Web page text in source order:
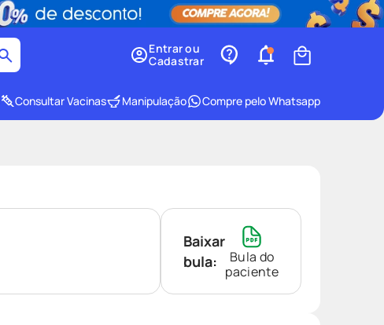
Entrar ou
Cadastrar
Consultar Vacinas Manipulação Compre pelo Whatsapp
Baixar
bula:
Bula do
paciente